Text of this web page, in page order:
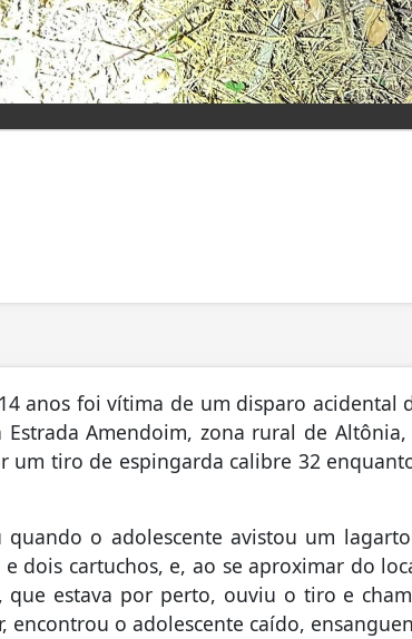
anos foi vítima de um disparo acidental
Estrada Amendoim, zona rural de
um tiro de espingarda calibre 32
quando o adolescente avistou um
dois cartuchos, e, ao se aproximar do
que estava por perto, ouviu o tiro e
encontrou o adolescente caído,